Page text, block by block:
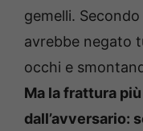
gemelli.
avrebbe negato
occhi e
Ma la frattura
dall’avversario: